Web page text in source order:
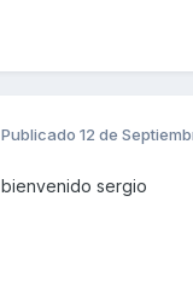
Publicado 12 de
bienvenido sergio